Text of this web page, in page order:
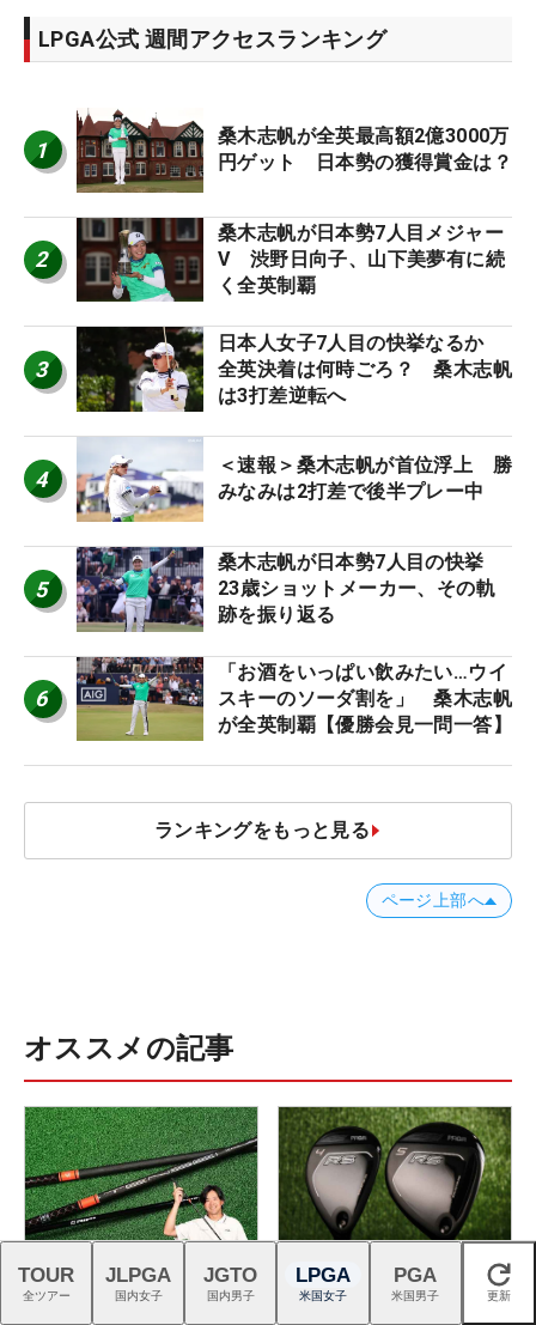
LPGA公式 週間アクセスランキング
1
桑木志帆が全英最高額2億3000万
円ゲット 日本勢の獲得賞金は？
2
桑木志帆が日本勢7人目メジャー
V 渋野日向子、山下美夢有に続
く全英制覇
3
日本人女子7人目の快挙なるか
全英決着は何時ごろ？ 桑木志帆
は3打差逆転へ
4
＜速報＞桑木志帆が首位浮上 勝
みなみは2打差で後半プレー中
5
桑木志帆が日本勢7人目の快挙
23歳ショットメーカー、その軌
跡を振り返る
6
「お酒をいっぱい飲みたい…ウイ
スキーのソーダ割を」 桑木志帆
が全英制覇【優勝会見一問一答】
ランキングをもっと見る
ページ上部へ
オススメの記事
新『TENSEIオレンジ』はドラ
イバーシャフトの“最適解”
プロギアのRS DUOはFW・UT
も完成度が高く購入者続出！
閉じる
TOUR
全ツアー
JLPGA
国内女子
JGTO
国内男子
LPGA
米国女子
PGA
米国男子 更新